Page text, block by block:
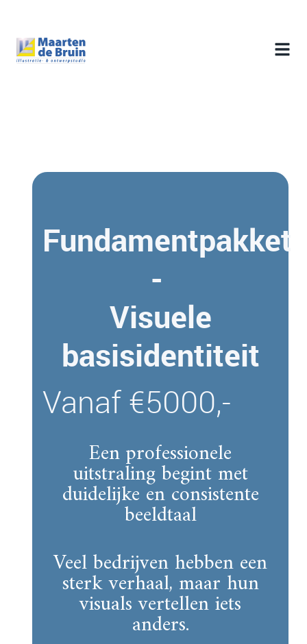
Fundamentpakket
-
Visuele
basisidentiteit
Vanaf €5000,-
Een professionele
uitstraling begint met
duidelijke en consistente
beeldtaal
Veel bedrijven hebben een
sterk verhaal, maar hun
visuals vertellen iets
anders.